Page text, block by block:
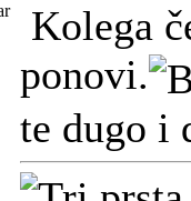
Kolega
ponovi.
te dugo i